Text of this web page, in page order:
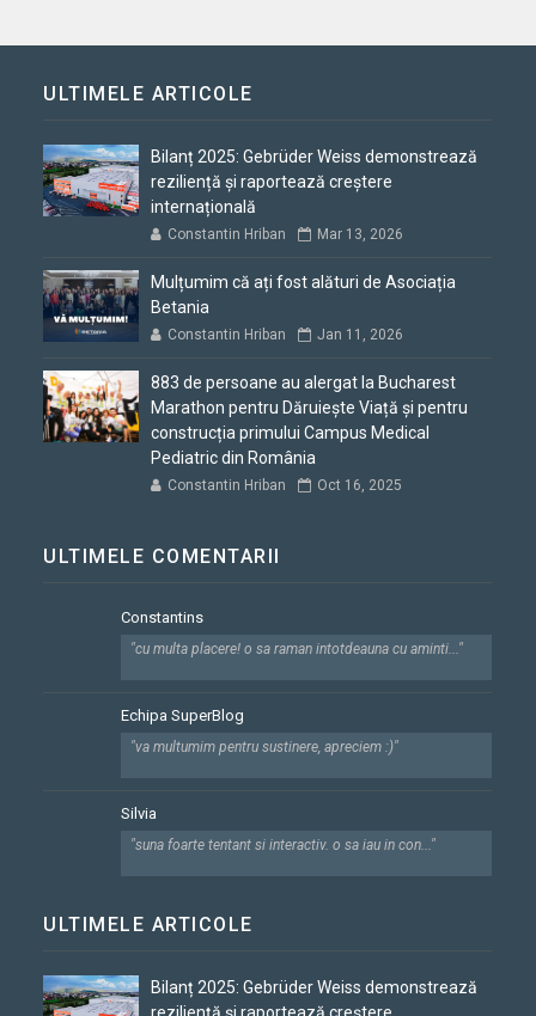
ULTIMELE ARTICOLE
Bilanț 2025: Gebrüder Weiss demonstrează
reziliență și raportează creștere
internațională
Constantin Hriban Mar 13, 2026
Mulțumim că ați fost alături de Asociația
Betania
Constantin Hriban Jan 11, 2026
883 de persoane au alergat la Bucharest
Marathon pentru Dăruiește Viață și pentru
construcția primului Campus Medical
Pediatric din România
Constantin Hriban Oct 16, 2025
ULTIMELE COMENTARII
Constantins
"cu multa placere! o sa raman intotdeauna cu aminti..."
Echipa SuperBlog
"va multumim pentru sustinere, apreciem :)"
Silvia
"suna foarte tentant si interactiv. o sa iau in con..."
ULTIMELE ARTICOLE
Bilanț 2025: Gebrüder Weiss demonstrează